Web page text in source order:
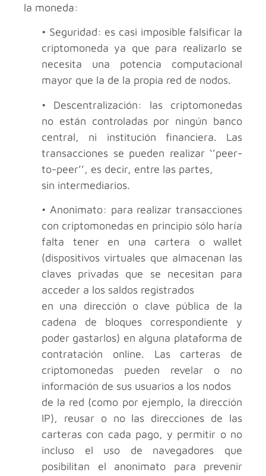
la moneda:
• Seguridad: es casi imposible falsificar la
criptomoneda ya que para realizarlo se
necesita una potencia computacional
mayor que la de la propia red de nodos.
• Descentralización: las criptomonedas
no están controladas por ningún banco
central, ni institución financiera. Las
transacciones se pueden realizar ‘’peer-
to-peer’’, es decir, entre las partes,
sin intermediarios.
• Anonimato: para realizar transacciones
con criptomonedas en principio sólo haría
falta tener en una cartera o wallet
(dispositivos virtuales que almacenan las
claves privadas que se necesitan para
acceder a los saldos registrados
en una dirección o clave pública de la
cadena de bloques correspondiente y
poder gastarlos) en alguna plataforma de
contratación online. Las carteras de
criptomonedas pueden revelar o no
información de sus usuarios a los nodos
de la red (como por ejemplo, la dirección
IP), reusar o no las direcciones de las
carteras con cada pago, y permitir o no
incluso el uso de navegadores que
posibilitan el anonimato para prevenir